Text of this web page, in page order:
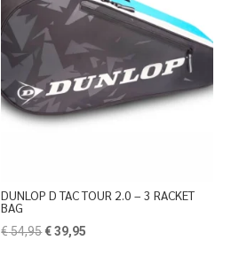
DUNLOP D TAC TOUR 2.0 – 3 RACKET
BAG
€54,95Oorspronkelijke
€39,95